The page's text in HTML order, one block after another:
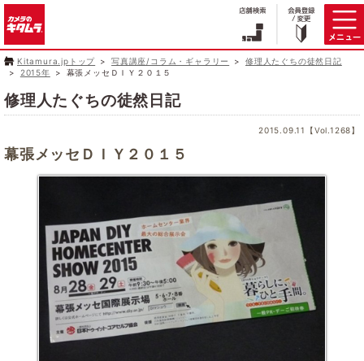
Kitamura.jpトップ 写真講座/コラム・ギャラリー
修理人たぐちの徒然日記
2015年
幕張メッセＤＩＹ２０１５
修理人たぐちの徒然日記
2015.09.11【Vol.1268】
幕張メッセＤＩＹ２０１５